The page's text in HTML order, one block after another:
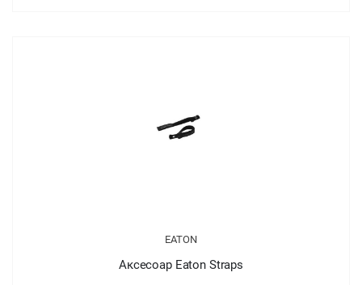
EATON
Аксесоар Eaton Straps